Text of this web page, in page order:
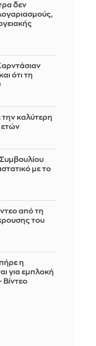
δεν
ότι τη
την καλύτερη
ετών
με το
από τη
του
η
για εμπλοκή
Βίντεο